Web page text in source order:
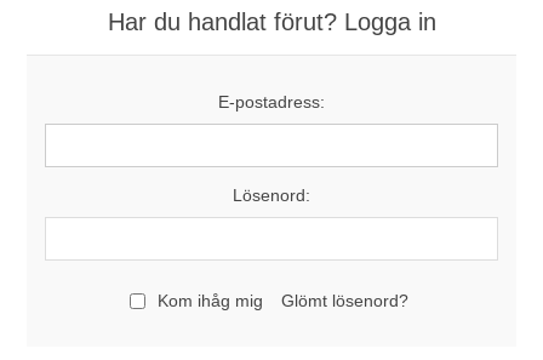
Har du handlat förut? Logga in
E-postadress:
Lösenord:
Kom ihåg mig Glömt lösenord?